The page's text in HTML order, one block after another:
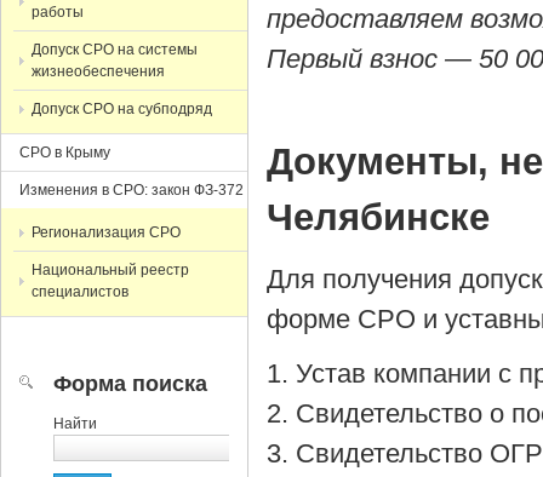
предоставляем
Первый взнос — 50
Документы,
Челябинске
Для получения
форме СРО и
Устав компании с
Cвидетельство о
Cвидетельство
работы
Допуск СРО на системы
жизнеобеспечения
Допуск СРО на субподряд
СРО в Крыму
Изменения в СРО: закон ФЗ-372
Регионализация СРО
Национальный реестр
специалистов
Форма поиска
Найти